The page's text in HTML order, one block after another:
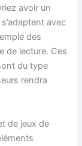
avoir un
avec
des
de lecture. Ces
du type
rendra
de jeux de